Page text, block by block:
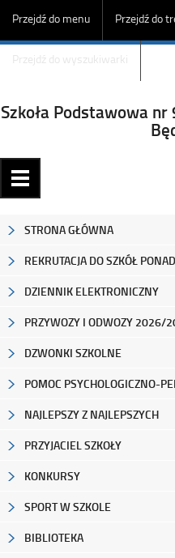
Przejdź do menu Przejdź do
Przejdź do wyszukiwarki
Szkoła Podstawowa
STRONA GŁÓWNA
REKRUTACJA DO SZKÓŁ
DZIENNIK ELEKTRONICZNY
PRZYWOZY I ODWOZY 2026/
DZWONKI SZKOLNE
POMOC PSYCHOLOGICZNO-
NAJLEPSZY Z NAJLEPSZYCH
PRZYJACIEL SZKOŁY
KONKURSY
SPORT W SZKOLE
BIBLIOTEKA